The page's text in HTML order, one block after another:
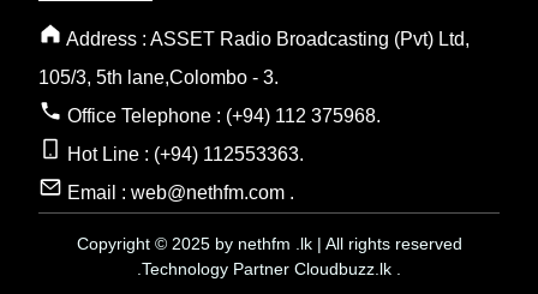
Address : ASSET Radio Broadcasting (Pvt) Ltd,
105/3, 5th lane,Colombo - 3.
Office Telephone : (+94) 112 375968.
Hot Line : (+94) 112553363.
Email : web@nethfm.com .
Copyright © 2025 by nethfm .lk | All rights reserved
.Technology Partner Cloudbuzz.lk .